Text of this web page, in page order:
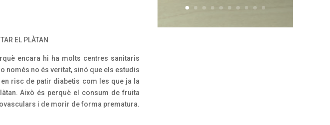
EL PLÀTAN
encara hi ha molts centres sanitaris
només no és veritat, sinó que els estudis
risc de patir diabetis com les que ja la
Això és perquè el consum de fruita
i de morir de forma prematura.